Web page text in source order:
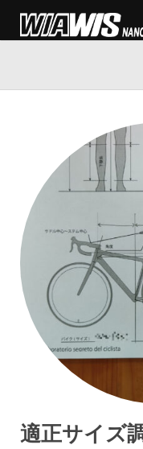
ペダルレーザー
フィッティング
プライベートレッスン
郵送サービス
アクセス・お問い合
適正サイズ